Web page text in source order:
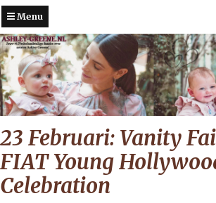
Menu
23 Februari: Vanity
FIAT Young
Celebration